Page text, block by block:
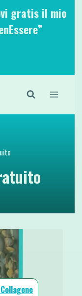
gratis il mio